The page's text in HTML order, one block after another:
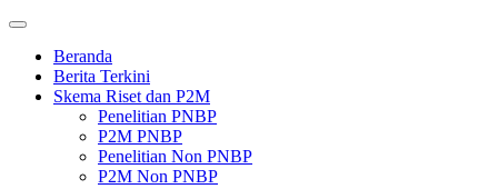
Beranda
Berita Terkini
Skema Riset dan P2M
Penelitian PNBP
P2M PNBP
Penelitian Non PNBP
P2M Non PNBP